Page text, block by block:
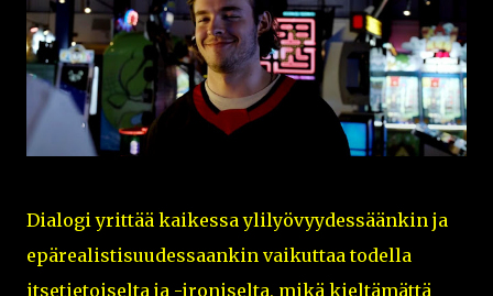
Dialogi yrittää kaikessa ylilyövyydessäänkin ja
epärealistisuudessaankin vaikuttaa todella
itsetietoiselta ja -ironiselta, mikä kieltämättä